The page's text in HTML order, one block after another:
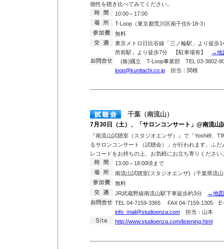
個性を聴き比べてみてください。
10:00～17:00
T-Loop（東京都荒川区南千住6-18-3）
無料
東京メトロ日比谷線「三ノ輪駅」より徒歩
所前駅」より徒歩7分 【駐車場有】
→地
(株)國立 T-Loop事業部 TEL 03-3802-
loop@kunitachi.co.jp 担当：関根
千葉（南流山）
7月30日（土）、「サロンコンサート」@南流山
『南流山試聴室（スタジオエンザ）』で「Yoshii9、
るサロンコンサート（試聴会）」が行われます。ふ
レコードをお持ちの上、お気軽にお立ち寄りください
13:00～18:00頃まで
南流山試聴室(スタジオエンザ)（千葉県流
無料
JR武蔵野線南流山駅下車徒歩約3分
→地
TEL 04-7159-3365 FAX 04-7159-1305 E-
info_mail@studioenza.com 担当：山本
http://www.studioenza.com/listening.html